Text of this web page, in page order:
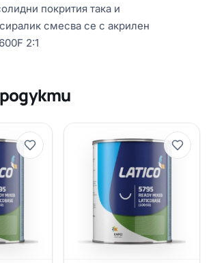
покрития така и
смесва се с акрилен
2:1